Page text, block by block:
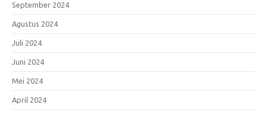
September 2024
Agustus 2024
Juli 2024
Juni 2024
Mei 2024
April 2024